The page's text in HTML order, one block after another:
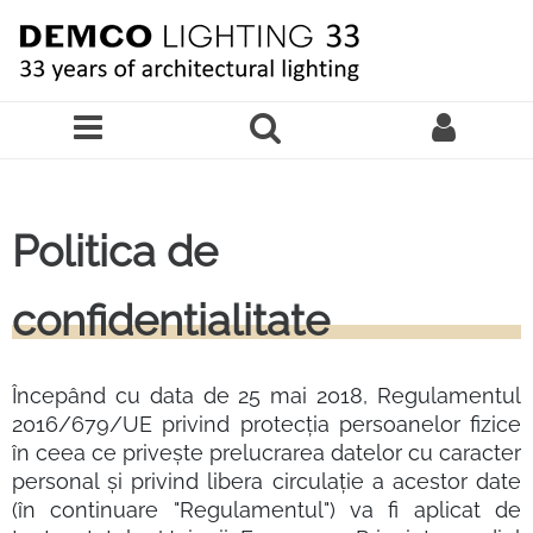
Politica de
confidentialitate
Începând cu data de 25 mai 2018, Regulamentul
2016/679/UE privind protecția persoanelor fizice
în ceea ce privește prelucrarea datelor cu caracter
personal și privind libera circulație a acestor date
(în continuare "Regulamentul") va fi aplicat de